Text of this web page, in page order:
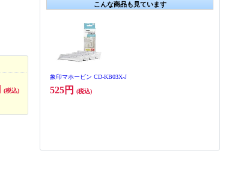
こんな商品も見ています
象印マホービン CD-KB03X-J
525円 (税込)
(税込)